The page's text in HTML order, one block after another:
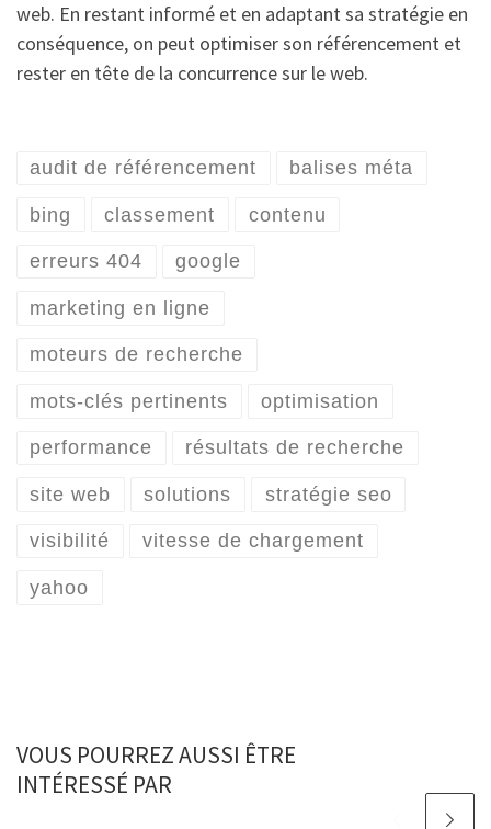
web. En restant informé et en adaptant sa stratégie en
conséquence, on peut optimiser son référencement et
rester en tête de la concurrence sur le web.
audit de référencement balises méta
bing classement contenu
erreurs 404 google
marketing en ligne
moteurs de recherche
mots-clés pertinents optimisation
performance résultats de recherche
site web solutions stratégie seo
visibilité vitesse de chargement
yahoo
VOUS POURREZ AUSSI ÊTRE
INTÉRESSÉ PAR